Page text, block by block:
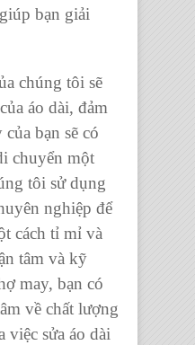
bạn giải
chúng tôi sẽ
áo dài, đảm
bạn sẽ có
chuyển một
tôi sử dụng
nghiệp để
cách tỉ mỉ và
tâm và kỹ
may, bạn có
về chất lượng
việc sửa áo dài